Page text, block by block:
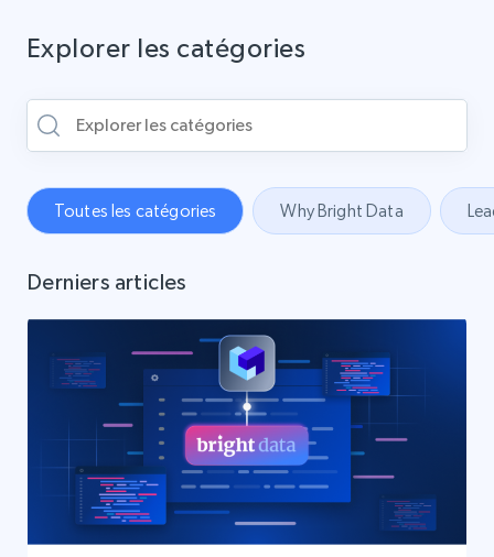
Explorer les catégories
Toutes les catégories Why Bright Data
Derniers articles